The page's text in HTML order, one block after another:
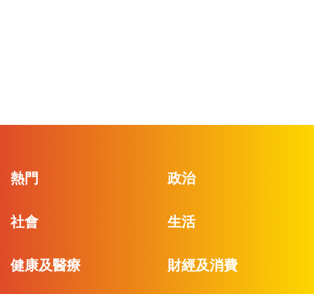
熱門 政治
社會 生活
健康及醫療 財經及消費